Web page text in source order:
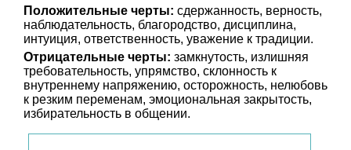
Положительные черты: сдержанность, верность,
наблюдательность, благородство, дисциплина,
интуиция, ответственность, уважение к традиции.
Отрицательные черты: замкнутость, излишняя
требовательность, упрямство, склонность к
внутреннему напряжению, осторожность, нелюбовь
к резким переменам, эмоциональная закрытость,
избирательность в общении.